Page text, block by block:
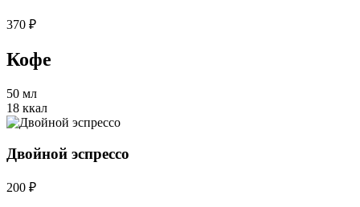
370 ₽
Кофе
50 мл
18 ккал
Двойной эспрессо
200 ₽